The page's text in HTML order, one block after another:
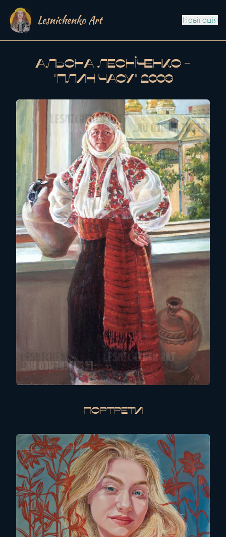
Lesnichenko Art Навігація
Альона Лесніченко -
"Плин часу" 2009
Портрети